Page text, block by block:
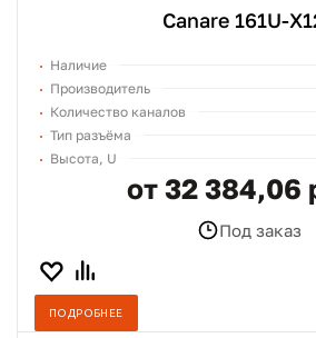
Canare 161U-
Наличие
Производитель
Количество каналов
Тип разъёма
Высота, U
от 32 384,06
Под заказ
ПОДРОБНЕЕ